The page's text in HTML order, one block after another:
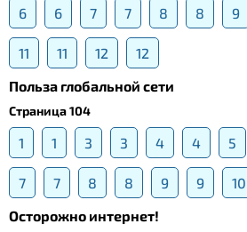
6 6 7 7 8 8 9
11 11 12
12
Польза глобальной сети
Страница 104
1 1 3 3 4 4 5
7 7 8 8 9 9 10
Осторожно интернет!